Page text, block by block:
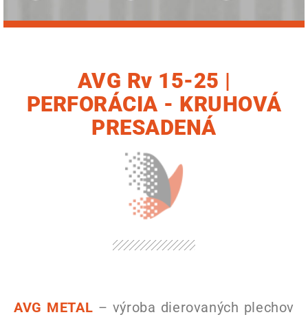
AVG Rv 15-25 |
PERFORÁCIA - KRUHOVÁ
PRESADENÁ
AVG METAL – výroba dierovaných plechov